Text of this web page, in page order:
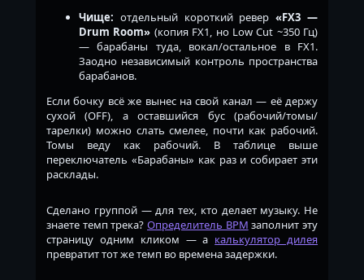
Чище: отдельный короткий ревер«FX3 —
Drum Room» (копия FX1, но Low Cut ~350 Гц)
— барабаны туда, вокал/остальное в FX1.
Заодно независимый контроль пространства
барабанов.
Если бочку всё же вынес на свой канал — её держу
сухой (OFF), а оставшийся бус (рабочий/томы/
тарелки) можно слать смелее, почти как рабочий.
Томы веду как рабочий. В таблице выше
переключатель «Барабаны» как раз и собирает эти
расклады.
Сделано группой — для тех, кто делает музыку. Не
знаете темп трека? Определитель BPM заполнит эту
страницу одним кликом — а калькулятор дилея
превратит тот же темп во времена задержки.